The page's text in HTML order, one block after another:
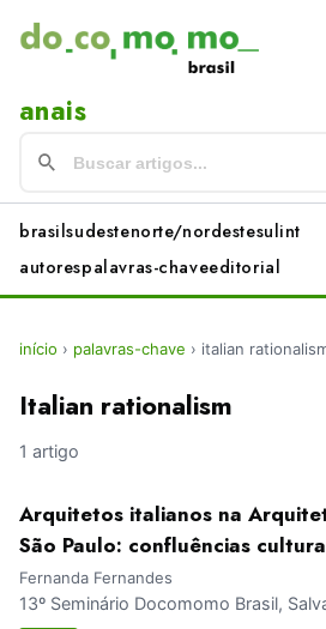
anais
brasilsudestenorte/nordestesulint
autorespalavras-chaveeditorial
início › palavras-chave › italian
Italian rationalism
1 artigo
Arquitetos italianos na
São Paulo: confluências
Fernanda Fernandes
13º Seminário Docomomo Brasil,